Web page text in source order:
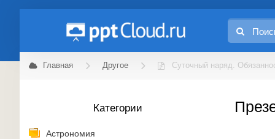
Главная Другое Суточный наряд.
Категории
Астрономия